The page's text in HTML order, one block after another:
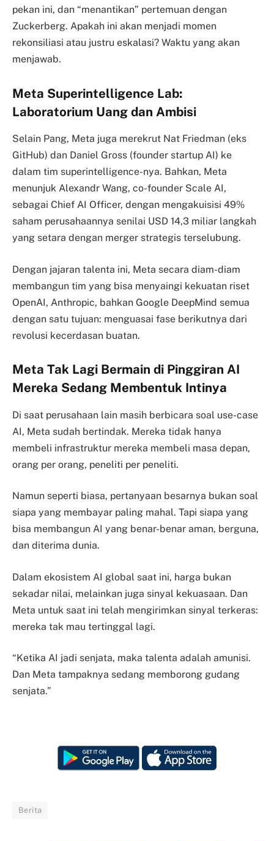
pekan ini, dan “menantikan” pertemuan dengan
Zuckerberg. Apakah ini akan menjadi momen
rekonsiliasi atau justru eskalasi? Waktu yang akan
menjawab.
Meta Superintelligence Lab:
Laboratorium Uang dan Ambisi
Selain Pang, Meta juga merekrut Nat Friedman (eks
GitHub) dan Daniel Gross (founder startup AI) ke
dalam tim superintelligence-nya. Bahkan, Meta
menunjuk Alexandr Wang, co-founder Scale AI,
sebagai Chief AI Officer, dengan mengakuisisi 49%
saham perusahaannya senilai USD 14,3 miliar langkah
yang setara dengan merger strategis terselubung.
Dengan jajaran talenta ini, Meta secara diam-diam
membangun tim yang bisa menyaingi kekuatan riset
OpenAI, Anthropic, bahkan Google DeepMind semua
dengan satu tujuan: menguasai fase berikutnya dari
revolusi kecerdasan buatan.
Meta Tak Lagi Bermain di Pinggiran AI
Mereka Sedang Membentuk Intinya
Di saat perusahaan lain masih berbicara soal use-case
AI, Meta sudah bertindak. Mereka tidak hanya
membeli infrastruktur mereka membeli masa depan,
orang per orang, peneliti per peneliti.
Namun seperti biasa, pertanyaan besarnya bukan soal
siapa yang membayar paling mahal. Tapi siapa yang
bisa membangun AI yang benar-benar aman, berguna,
dan diterima dunia.
Dalam ekosistem AI global saat ini, harga bukan
sekadar nilai, melainkan juga sinyal kekuasaan. Dan
Meta untuk saat ini telah mengirimkan sinyal terkeras:
mereka tak mau tertinggal lagi.
“Ketika AI jadi senjata, maka talenta adalah amunisi.
Dan Meta tampaknya sedang memborong gudang
senjata.”
Berita